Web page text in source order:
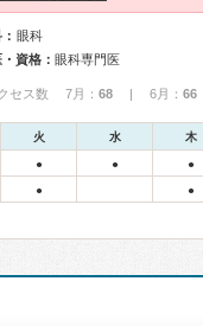
眼科
資格： 眼科専門医
セス数 7月： 68 | 6月： 66
火 水 木
● ● ●
● ●